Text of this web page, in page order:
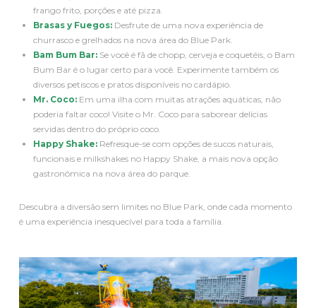
frango frito, porções e até pizza.
Brasas y Fuegos:Desfrute de uma nova experiência de
churrasco e grelhados na nova área do Blue Park.
Bam Bum Bar: Se você é fã de chopp, cerveja e coquetéis, o Bam
Bum Bar é o lugar certo para você. Experimente também os
diversos petiscos e pratos disponíveis no cardápio.
Mr. Coco:Em uma ilha com muitas atrações aquáticas, não
poderia faltar coco! Visite o Mr. Coco para saborear delícias
servidas dentro do próprio coco.
Happy Shake:Refresque-se com opções de sucos naturais,
funcionais e milkshakes no Happy Shake, a mais nova opção
gastronômica na nova área do parque.
Descubra a diversão sem limites no Blue Park, onde cada momento
é uma experiência inesquecível para toda a família.